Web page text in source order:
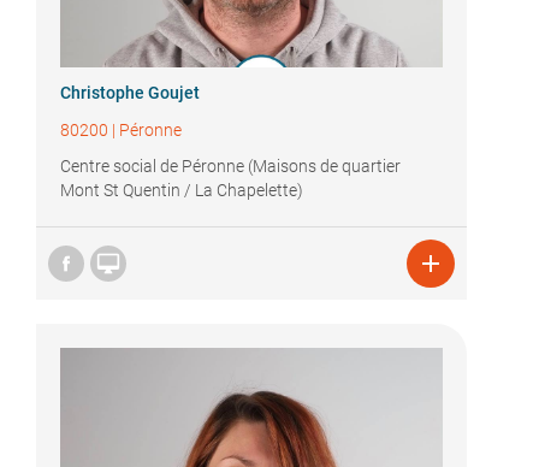
Christophe Goujet
80200 | Péronne
Centre social de Péronne (Maisons de quartier
Mont St Quentin / La Chapelette)
 